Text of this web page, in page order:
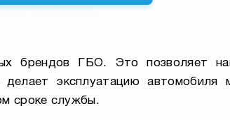
брендов ГБО. Это позволяет
эксплуатацию автомобиля
сроке службы.